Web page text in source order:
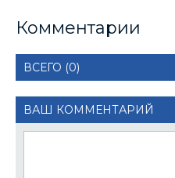
Комментарии
ВСЕГО (0)
ВАШ КОММЕНТАРИЙ